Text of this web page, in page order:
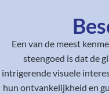
Een van de meest
steengoed is dat de
intrigerende visuele
hun ontvankelijkheid en